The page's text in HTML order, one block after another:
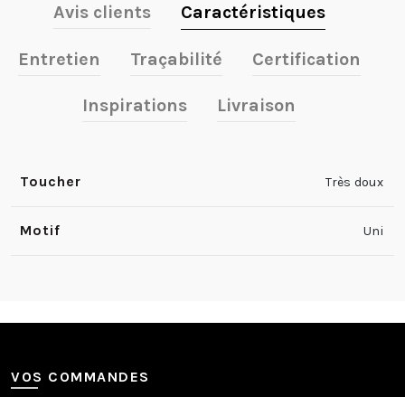
Avis clients Caractéristiques
Entretien Traçabilité Certification
Inspirations Livraison
Toucher Très doux
Motif Uni
VOS COMMANDES